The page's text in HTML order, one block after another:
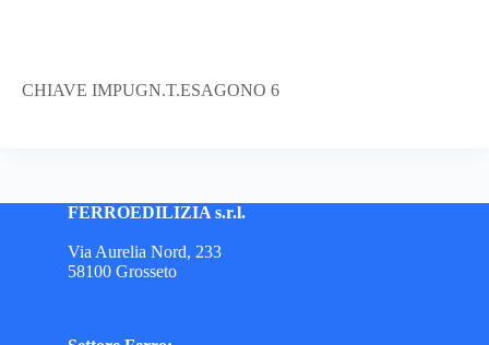
CHIAVE IMPUGN.T.ESAGONO 6
FERROEDILIZIA s.r.l.
Via Aurelia Nord, 233
58100 Grosseto